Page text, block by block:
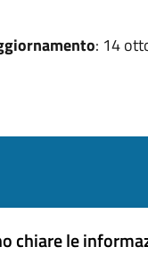
: 14
chiare le